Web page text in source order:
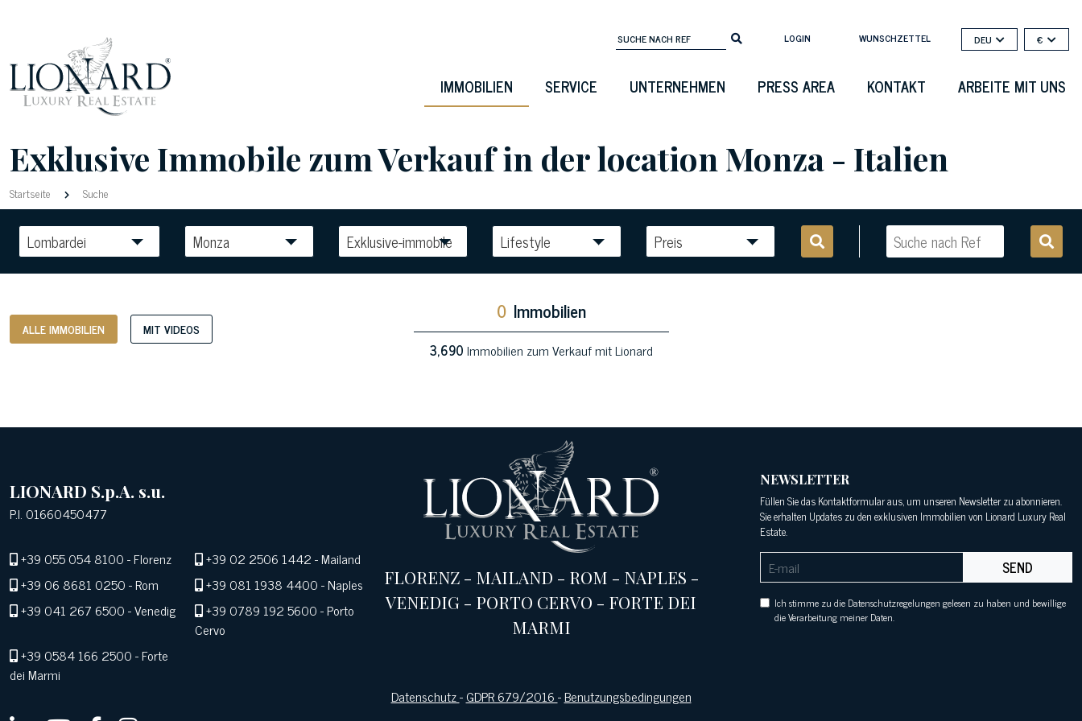
LOGIN WUNSCHZETTEL DEU €
IMMOBILIEN SERVICE UNTERNEHMEN PRESS AREA KONTAKT ARBEITE MIT UNS
Exklusive Immobile zum Verkauf in der location Monza - Italien
Startseite Suche
Lombardei Monza Exklusive-immobile Lifestyle Preis
ALLE IMMOBILIEN MIT VIDEOS
0 Immobilien
3,690Immobilien zum Verkauf mit Lionard
LIONARD S.p.A. s.u.
P.I. 01660450477
+39 055 054 8100- Florenz +39 02 2506 1442- Mailand
+39 06 8681 0250- Rom +39 081 1938 4400- Naples
+39 041 267 6500- Venedig +39 0789 192 5600- Porto
Cervo
+39 0584 166 2500- Forte
dei Marmi
FLORENZ- MAILAND - ROM - NAPLES -
VENEDIG - PORTO CERVO - FORTE DEI
MARMI
Datenschutz-GDPR 679/2016-Benutzungsbedingungen
NEWSLETTER
Füllen Sie das Kontaktformular aus, um unseren Newsletter zu abonnieren.
Sie erhalten Updates zu den exklusiven Immobilien von Lionard Luxury Real
Estate.
SEND
Ich stimme zu die Datenschutzregelungen gelesen zu haben und bewillige
die Verarbeitung meiner Daten.